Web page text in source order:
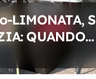
LIMONATA,
QUANDO
DEI